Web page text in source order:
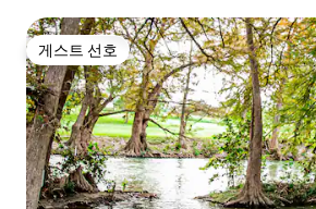
게스트 선호
게스트 선호